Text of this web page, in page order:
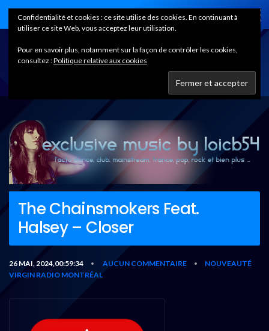
Home
The Chainsmokers Feat.
Halsey – Closer
26 MAI, 2024,00:59:34 • AUCUN COMMENTAIRE •
NOUVEAUTÉ
VIRGIN RADIO MONTRÉAL
Confidentialité et cookies : ce site utilise des cookies. En continuant à
utiliser ce site Web, vous acceptez leur utilisation.
Pour en savoir plus, notamment sur la façon de contrôler les cookies,
consultez :Politique relative aux cookies